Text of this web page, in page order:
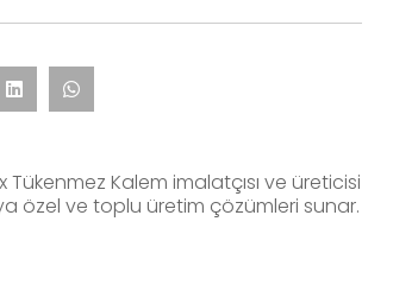
Kalem imalatçısı ve üreticisi
özel ve toplu üretim çözümleri sunar.